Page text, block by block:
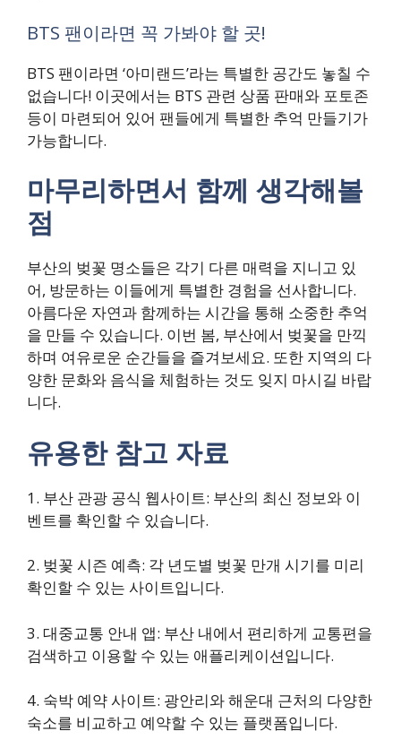
BTS 팬이라면 꼭 가봐야 할 곳!
BTS 팬이라면 ‘아미랜드’라는 특별한 공간도 놓칠 수
없습니다! 이곳에서는 BTS 관련 상품 판매와 포토존
등이 마련되어 있어 팬들에게 특별한 추억 만들기가
가능합니다.
마무리하면서 함께 생각해볼
점
부산의 벚꽃 명소들은 각기 다른 매력을 지니고 있
어, 방문하는 이들에게 특별한 경험을 선사합니다.
아름다운 자연과 함께하는 시간을 통해 소중한 추억
을 만들 수 있습니다. 이번 봄, 부산에서 벚꽃을 만끽
하며 여유로운 순간들을 즐겨보세요. 또한 지역의 다
양한 문화와 음식을 체험하는 것도 잊지 마시길 바랍
니다.
유용한 참고 자료
1. 부산 관광 공식 웹사이트: 부산의 최신 정보와 이
벤트를 확인할 수 있습니다.
2. 벚꽃 시즌 예측: 각 년도별 벚꽃 만개 시기를 미리
확인할 수 있는 사이트입니다.
3. 대중교통 안내 앱: 부산 내에서 편리하게 교통편을
검색하고 이용할 수 있는 애플리케이션입니다.
4. 숙박 예약 사이트: 광안리와 해운대 근처의 다양한
숙소를 비교하고 예약할 수 있는 플랫폼입니다.